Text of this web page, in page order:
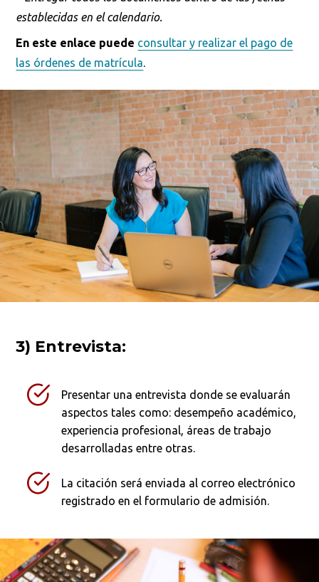
establecidas en el calendario.
En este enlace puede consultar y realizar el pago de
las órdenes de matrícula.
3) Entrevista:
Presentar una entrevista donde se evaluarán
aspectos tales como: desempeño académico,
experiencia profesional, áreas de trabajo
desarrolladas entre otras.
La citación será enviada al correo electrónico
registrado en el formulario de admisión.